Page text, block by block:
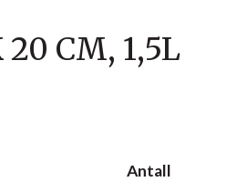
20 CM, 1,5L
Antall